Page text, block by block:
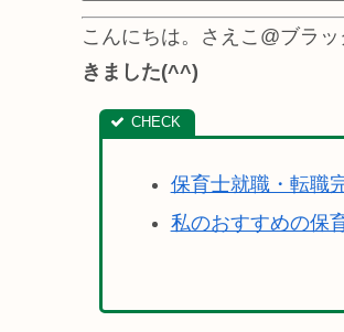
こんにちは。さえこ@ブラ
きました(^^)
保育士就職・転職
私のおすすめの保